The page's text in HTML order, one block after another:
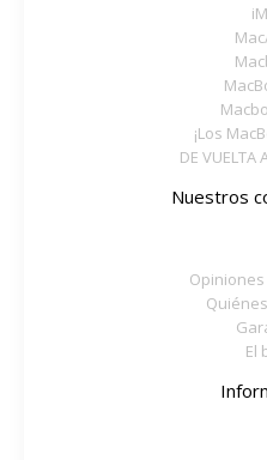
¡Los
DE VUELTA
Nuestros
El